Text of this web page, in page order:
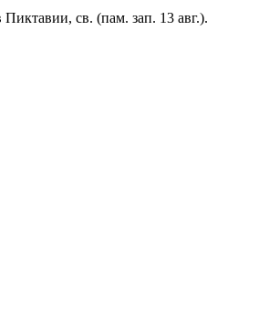
св. (пам. зап. 13 авг.).